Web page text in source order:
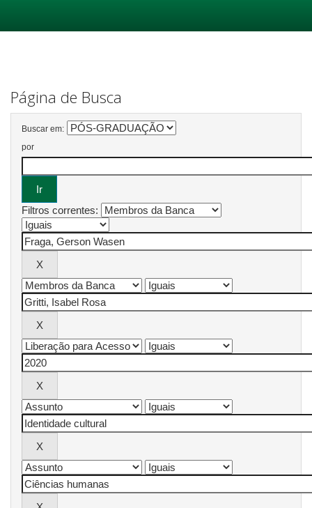
Página de Busca
Buscar em:
por
Filtros correntes: